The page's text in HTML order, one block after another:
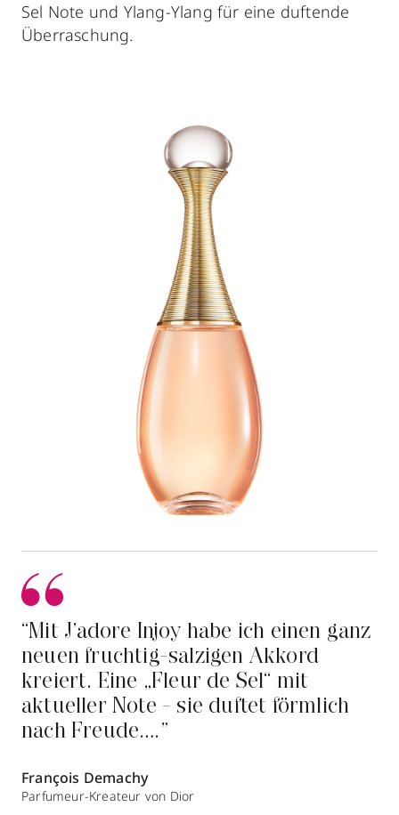
Sel Note und Ylang-Ylang für eine duftende
Überraschung.
“Mit J’adore Injoy habe ich einen ganz
neuen fruchtig-salzigen Akkord
kreiert. Eine „Fleur de Sel“ mit
aktueller Note - sie duftet förmlich
nach Freude….”
François Demachy
Parfumeur-Kreateur von Dior